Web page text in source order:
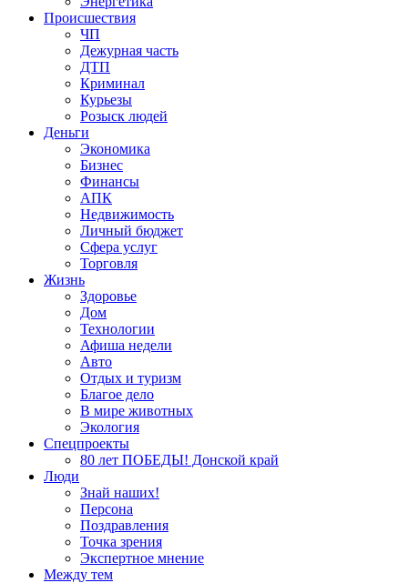
Происшествия
ЧП
Дежурная часть
ДТП
Криминал
Курьезы
Розыск людей
Деньги
Экономика
Бизнес
Финансы
АПК
Недвижимость
Личный бюджет
Сфера услуг
Торговля
Жизнь
Здоровье
Дом
Технологии
Афиша недели
Авто
Отдых и туризм
Благое дело
В мире животных
Экология
Спецпроекты
80 лет ПОБЕДЫ! Донской край
Люди
Знай наших!
Персона
Поздравления
Точка зрения
Экспертное мнение
Между тем